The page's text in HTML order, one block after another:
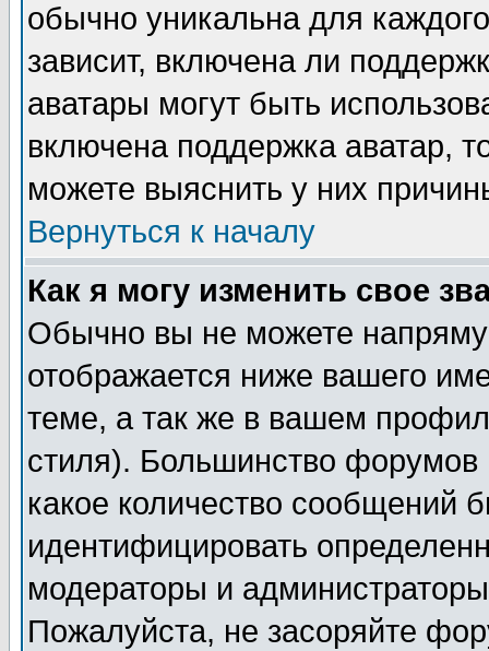
обычно уникальна для
зависит, включена ли
аватары могут быть
включена поддержка аватар,
можете выяснить у них
Вернуться к началу
Как я могу изменить свое
Обычно вы не можете
отображается ниже вашего
теме, а так же в вашем
стиля). Большинство форумов
какое количество сообщений
идентифицировать
модераторы и
Пожалуйста, не засоряйте